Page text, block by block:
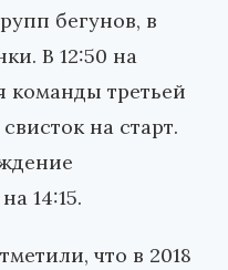
бегунов, в
В 12:50 на
команды третьей
на старт.
14:15.
что в 2018